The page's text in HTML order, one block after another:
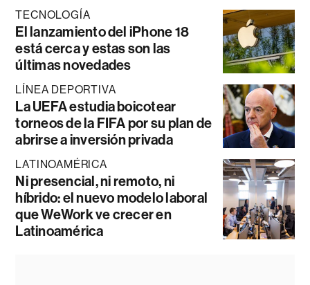
TECNOLOGÍA
El lanzamiento del iPhone 18
está cerca y estas son las
últimas novedades
LÍNEA DEPORTIVA
La UEFA estudia boicotear
torneos de la FIFA por su plan de
abrirse a inversión privada
LATINOAMÉRICA
Ni presencial, ni remoto, ni
híbrido: el nuevo modelo laboral
que WeWork ve crecer en
Latinoamérica